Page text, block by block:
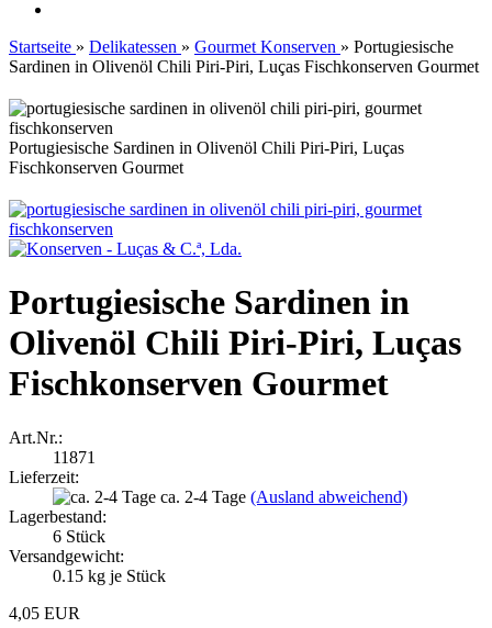
Startseite » Delikatessen » Gourmet Konserven » Portugiesische
Sardinen in Olivenöl Chili Piri-Piri, Luças Fischkonserven Gourmet
Portugiesische Sardinen in Olivenöl Chili Piri-Piri, Luças
Fischkonserven Gourmet
Portugiesische Sardinen in
Olivenöl Chili Piri-Piri, Luças
Fischkonserven Gourmet
Art.Nr.:
11871
Lieferzeit:
ca. 2-4 Tage (Ausland abweichend)
Lagerbestand:
6 Stück
Versandgewicht:
0.15 kg je Stück
4,05 EUR